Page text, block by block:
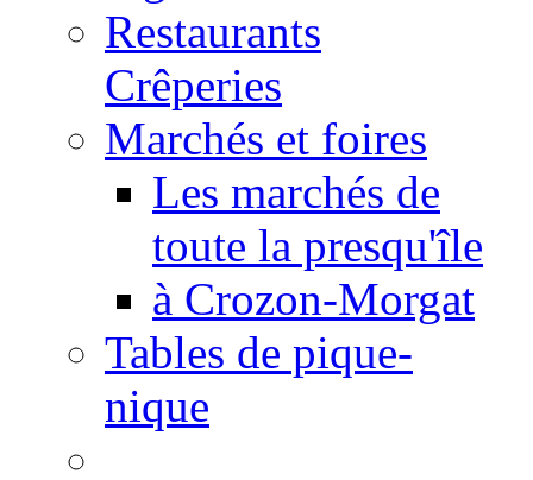
Restaurants
Crêperies
Marchés et foires
Les marchés de
toute la presqu'île
à Crozon-Morgat
Tables de pique-
nique